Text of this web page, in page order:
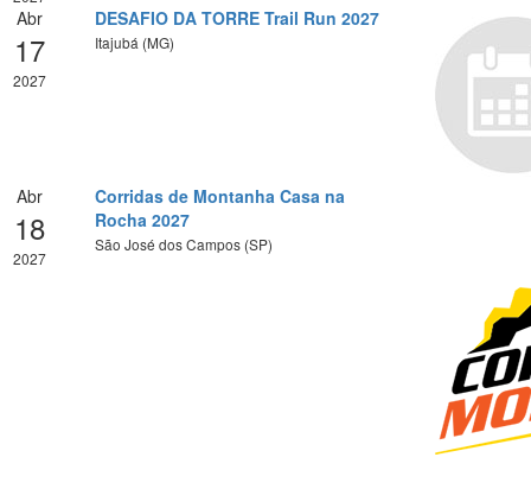
Abr
17
2027
DESAFIO DA TORRE Trail Run 2027
Itajubá (MG)
Abr
18
2027
Corridas de Montanha Casa na
Rocha 2027
São José dos Campos (SP)